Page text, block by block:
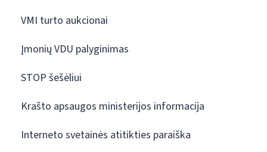
VMI turto aukcionai
Įmonių VDU palyginimas
STOP šešėliui
Krašto apsaugos ministerijos informacija
Interneto svetainės atitikties paraiška